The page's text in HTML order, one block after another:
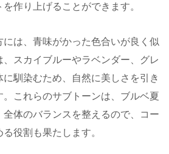
作り上げることができます。
は、青味がかった色合いが良く似
スカイブルーやラベンダー、グレ
馴染むため、自然に美しさを引き
これらのサブトーンは、ブルベ夏
体のバランスを整えるので、コー
役割も果たします。